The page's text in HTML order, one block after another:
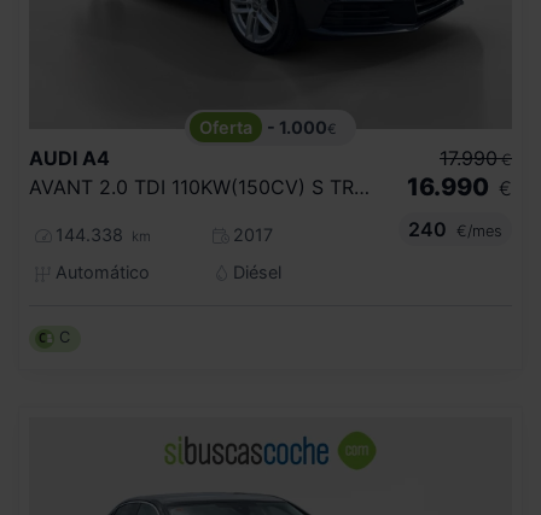
- 1.000€
AUDI A4
AVANT 2.0 TDI 110KW(150CV) S TRONIC
144.338 km
2017
Automático
Diésel
17.990 €
16.990 €
240
€/mes
C